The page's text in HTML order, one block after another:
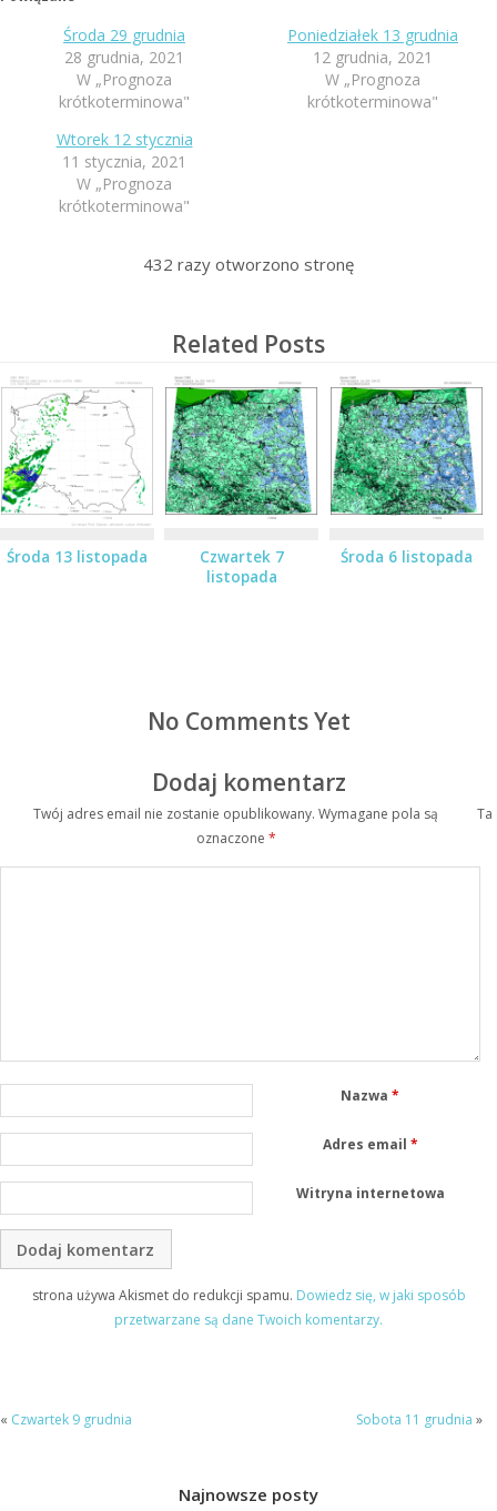
Środa 29 grudnia
28 grudnia, 2021
W „Prognoza
krótkoterminowa"
Poniedziałek 13 grudnia
12 grudnia, 2021
W „Prognoza
krótkoterminowa"
Wtorek 12 stycznia
11 stycznia, 2021
W „Prognoza
krótkoterminowa"
432 razy otworzono stronę
Related Posts
Środa 13 listopada
Czwartek 7
listopada
Środa 6 listopada
No Comments Yet
Dodaj komentarz
Twój adres email nie zostanie opublikowany. Wymagane pola są
oznaczone *
Nazwa*
Adres email *
Witryna internetowa
Ta
strona używa Akismet do redukcji spamu. Dowiedz się, w jaki sposób
przetwarzane są dane Twoich komentarzy.
« Czwartek 9 grudnia Sobota 11 grudnia »
Najnowsze posty